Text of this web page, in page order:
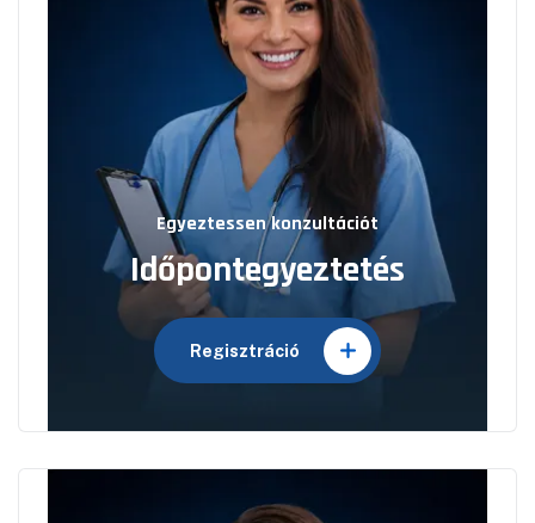
Egyeztessen konzultációt
Időpontegyeztetés
Regisztráció